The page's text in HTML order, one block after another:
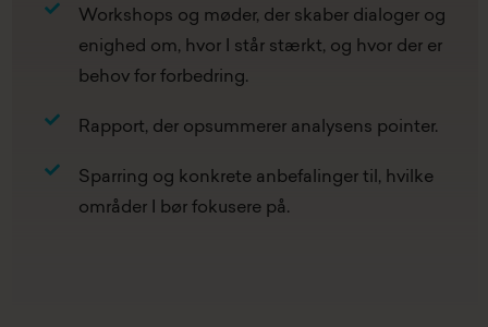
Workshops og møder, der skaber dialoger og
enighed om, hvor I står stærkt, og hvor der er
behov for forbedring.
Rapport, der opsummerer analysens pointer.
Sparring og konkrete anbefalinger til, hvilke
områder I bør fokusere på.